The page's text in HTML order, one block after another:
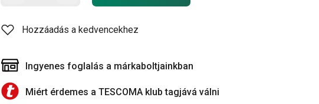
Hozzáadás a kedvencekhez
Ingyenes foglalás a márkaboltjainkban
Miért érdemes a TESCOMA klub tagjává válni